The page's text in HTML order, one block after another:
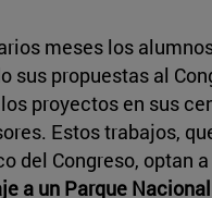
meses los
sus propuestas al
proyectos en sus
Estos trabajos,
del Congreso, optan
a un Parque Nacional